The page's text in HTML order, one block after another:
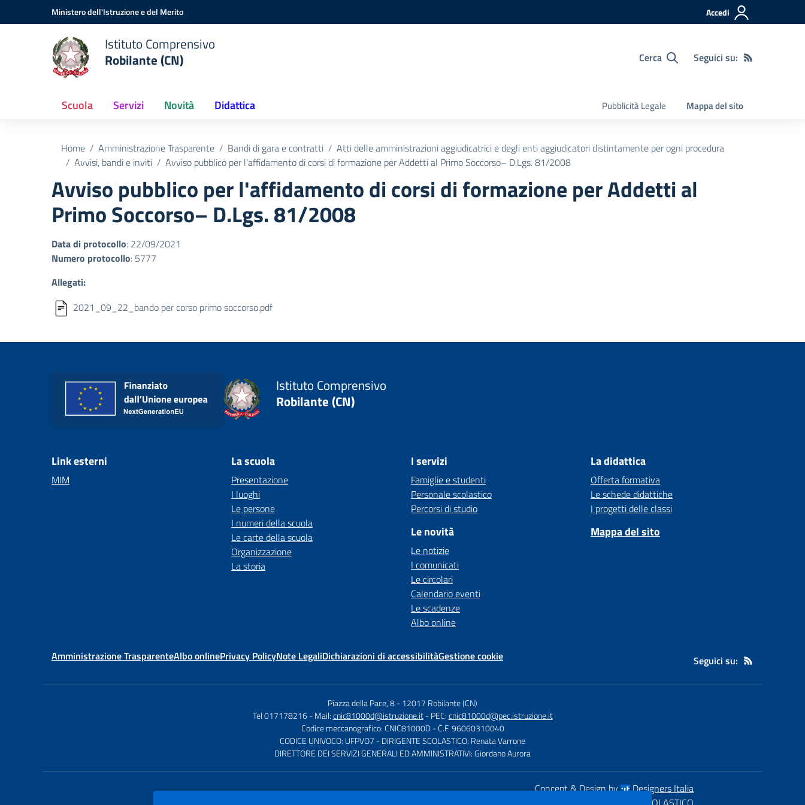
Vai ai contenuti
Vai al menu di navigazioneMinistero dell'Istruzione e del Merito Accedi
Istituto Comprensivo
Robilante (CN)
Cerca Seguici su:
Scuola Servizi Novità Didattica Pubblicità Legale Mappa del sito
Home Amministrazione Trasparente Bandi di gara e contratti
Atti delle amministrazioni aggiudicatrici e degli enti aggiudicatori distintamente per ogni procedura
Avvisi, bandi e inviti
Avviso pubblico per l'affidamento di corsi di formazione per Addetti al Primo Soccorso– D.Lgs. 81/2008
Avviso pubblico per l'affidamento di corsi di formazione per Addetti al
Primo Soccorso– D.Lgs. 81/2008
Data di protocollo: 22/09/2021
Numero protocollo: 5777
Allegati:
2021_09_22_bando per corso primo soccorso.pdf
Istituto Comprensivo
Robilante (CN)
Link esterni
MIM
La scuola
Presentazione
I luoghi
Le persone
I numeri della scuola
Le carte della scuola
Organizzazione
La storia
I servizi
Famiglie e studenti
Personale scolastico
Percorsi di studio
Le novità
Le notizie
I comunicati
Le circolari
Calendario eventi
Le scadenze
Albo online
La didattica
Offerta formativa
Le schede didattiche
I progetti delle classi
Mappa del sito
Amministrazione TrasparenteAlbo onlinePrivacy PolicyNote LegaliDichiarazioni di accessibilitàGestione cookie Seguici su:
Piazza della Pace, 8-12017 Robilante (CN)
Tel 017178216 - Mail:cnic81000d@istruzione.it - PEC:cnic81000d@pec.istruzione.it
Codice meccanografico: CNIC81000D - C.F. 96060310040
CODICE UNIVOCO: UFPVO7 - DIRIGENTE SCOLASTICO: Renata Varrone
DIRETTORE DEI SERVIZI GENERALI ED AMMINISTRATIVI: Giordano Aurora
Concept & Design by
Designers Italia